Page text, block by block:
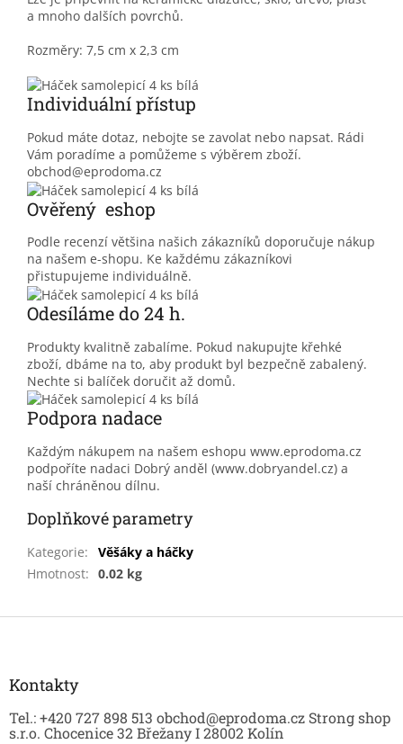
a mnoho dalších povrchů.
Rozměry: 7,5 cm x 2,3 cm
Individuální přístup
Pokud máte dotaz, nebojte se zavolat nebo napsat. Rádi
Vám poradíme a pomůžeme s výběrem zboží.
obchod@eprodoma.cz
Ověřený eshop
Podle recenzí většina našich zákazníků doporučuje nákup
na našem e-shopu. Ke každému zákazníkovi
přistupujeme individuálně.
Odesíláme do 24 h.
Produkty kvalitně zabalíme. Pokud nakupujte křehké
zboží, dbáme na to, aby produkt byl bezpečně zabalený.
Nechte si balíček doručit až domů.
Podpora nadace
Každým nákupem na našem eshopu www.eprodoma.cz
podpoříte nadaci Dobrý anděl (www.dobryandel.cz) a
naší chráněnou dílnu.
Doplňkové parametry
Kategorie:
Věšáky a háčky
Hmotnost: 0.02 kg
Z
Kontakty
Tel.: +420 727 898 513 obchod@eprodoma.cz Strong shop
s.r.o. Chocenice 32 Břežany I 28002 Kolín